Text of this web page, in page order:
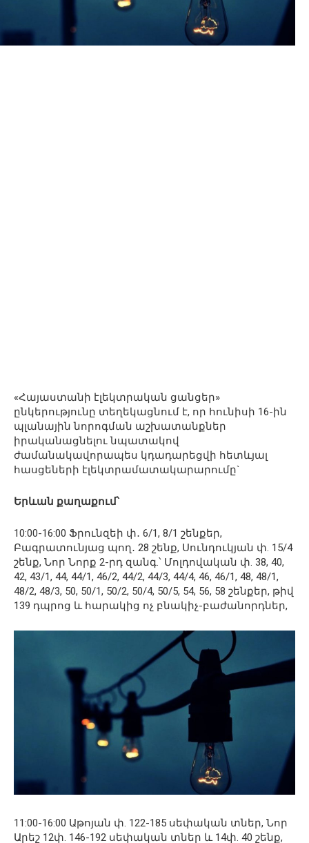
«Հայաստանի էլեկտրական ցանցեր»
ընկերությունը տեղեկացնում է, որ հունիսի 16-ին
պլանային նորոգման աշխատանքներ
իրականացնելու նպատակով
ժամանակավորապես կդադարեցվի հետևյալ
հասցեների էլեկտրամատակարարումը`
Երևան քաղաքում՝
10:00-16:00 Ֆրունզեի փ․ 6/1, 8/1 շենքեր,
Բագրատունյաց պող․ 28 շենք, Սունդուկյան փ. 15/4
շենք, Նոր Նորք 2-րդ զանգ.՝ Մոլդովական փ. 38, 40,
42, 43/1, 44, 44/1, 46/2, 44/2, 44/3, 44/4, 46, 46/1, 48, 48/1,
48/2, 48/3, 50, 50/1, 50/2, 50/4, 50/5, 54, 56, 58 շենքեր, թիվ
139 դպրոց և հարակից ոչ բնակիչ-բաժանորդներ,
11:00-16:00 Աթոյան փ. 122-185 սեփական տներ, Նոր
Արեշ 12փ. 146-192 սեփական տներ և 14փ. 40 շենք,